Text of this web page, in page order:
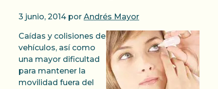
3 junio, 2014 por Andrés Mayor
Caídas y colisiones de
vehículos, así como
una mayor dificultad
para mantener la
movilidad fuera del